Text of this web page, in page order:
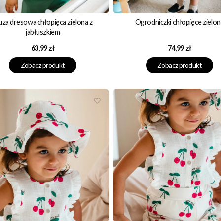
dresowa chłopięca zielona z
jabłuszkiem
Cena
63,99 zł
Zobacz produkt
Ogrodniczki chłopięce
Cena
74,99 zł
Zobacz produkt